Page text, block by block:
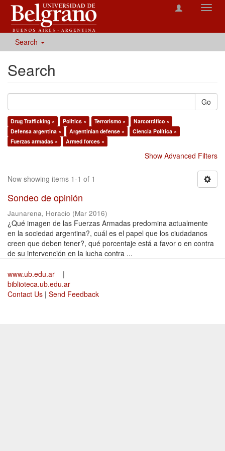
Search
Search
Go
Drug Trafficking × Politics × Terrorismo ×
Narcotráfico ×
Defensa argentina ×
Argentinian defense ×
Ciencia Política ×
Fuerzas armadas ×
Armed forces ×
Show Advanced Filters
Now showing items 1-1 of 1
Sondeo de opinión
Jaunarena, Horacio (Mar 2016)
¿Qué imagen de las Fuerzas Armadas predomina actualmente
en la sociedad argentina?, cuál es el papel que los ciudadanos
creen que deben tener?, qué porcentaje está a favor o en contra
de su intervención en la lucha contra ...
www.ub.edu.ar
|
biblioteca.ub.edu.ar
Contact Us | Send Feedback